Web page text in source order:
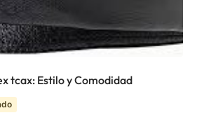
tcax: Estilo y Comodidad